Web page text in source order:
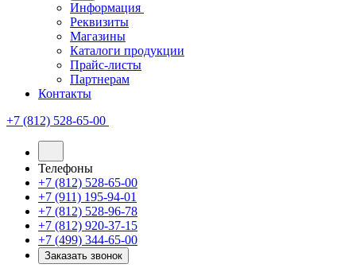
Информация
Реквизиты
Магазины
Каталоги продукции
Прайс-листы
Партнерам
Контакты
+7 (812) 528-65-00
Телефоны
+7 (812) 528-65-00
+7 (911) 195-94-01
+7 (812) 528-96-78
+7 (812) 920-37-15
+7 (499) 344-65-00
Заказать звонок